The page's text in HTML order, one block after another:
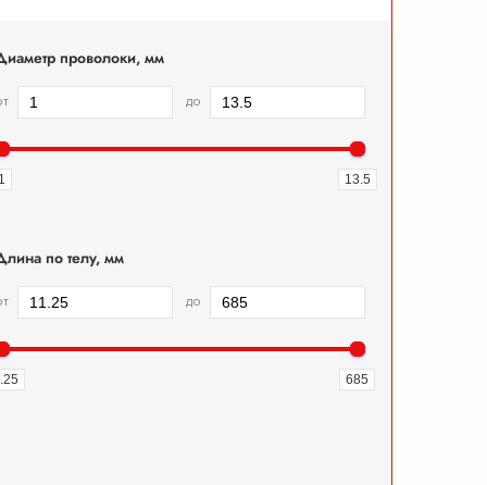
проволоки, мм
до
1 13.5
по телу, мм
до
685